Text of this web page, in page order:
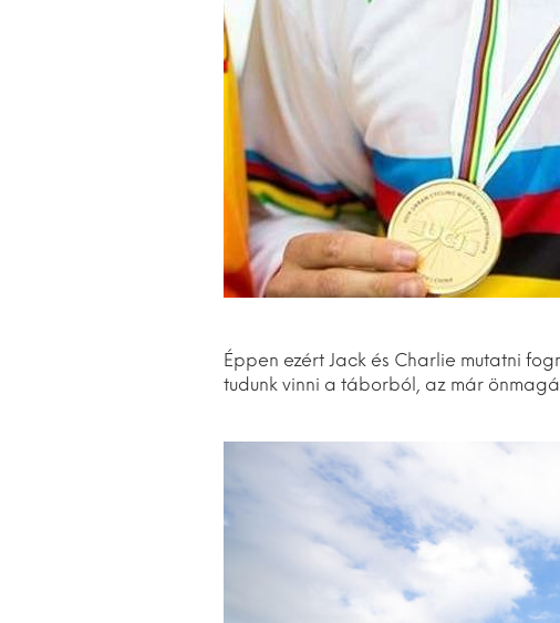
Éppen ezért Jack és Charlie mutatni
tudunk vinni a táborból, az már